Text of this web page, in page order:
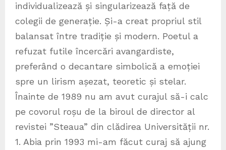
individualizează și singularizează față de
colegii de generație. Și-a creat propriul stil
balansat între tradiție și modern. Poetul a
refuzat futile încercări avangardiste,
preferând o decantare simbolică a emoției
spre un lirism așezat, teoretic și stelar.
Înainte de 1989 nu am avut curajul să-i calc
pe covorul roșu de la biroul de director al
revistei ”Steaua” din clădirea Universității nr.
1. Abia prin 1993 mi-am făcut curaj să ajung